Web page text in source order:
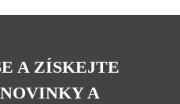
A ZÍSKEJTE
A